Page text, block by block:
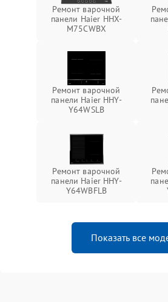
Ремонт варочной
панели Haier HHX-
M75CWBX
Ремонт варочной
панели Haier HHY-
Y64WSLB
Ремонт варочной
панели Haier HHY-
Y64WBFLB
Показать все